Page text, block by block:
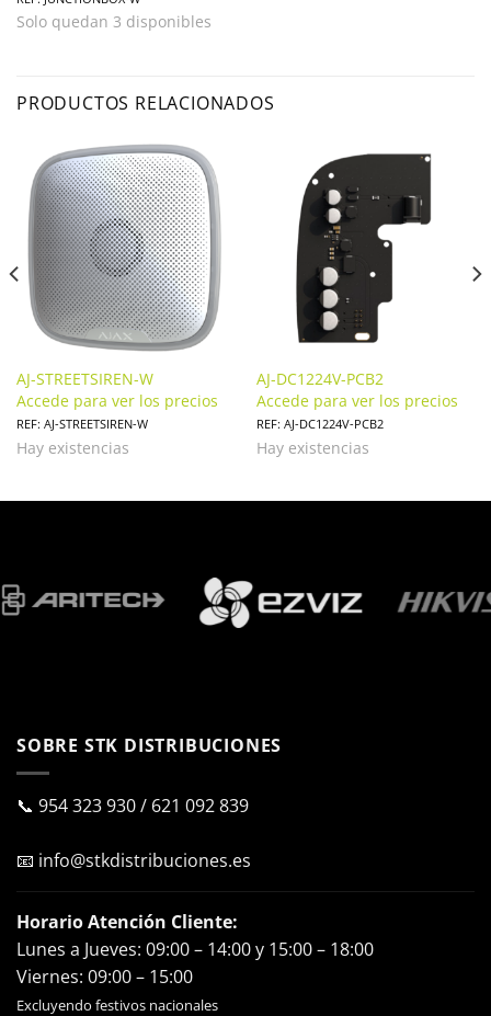
Solo quedan 3 disponibles
PRODUCTOS RELACIONADOS
AJ-STREETSIREN-W
Accede para ver los precios
REF: AJ-STREETSIREN-W
Hay existencias
AJ-DC1224V-PCB2
Accede para ver los precios
REF: AJ-DC1224V-PCB2
Hay existencias
SOBRE STK DISTRIBUCIONES
📞 954 323 930/ 621 092 839
📧 info@stkdistribuciones.es
Horario Atención Cliente:
Lunes a Jueves: 09:00 – 14:00 y 15:00 – 18:00
Viernes: 09:00 – 15:00
Excluyendo festivos nacionales